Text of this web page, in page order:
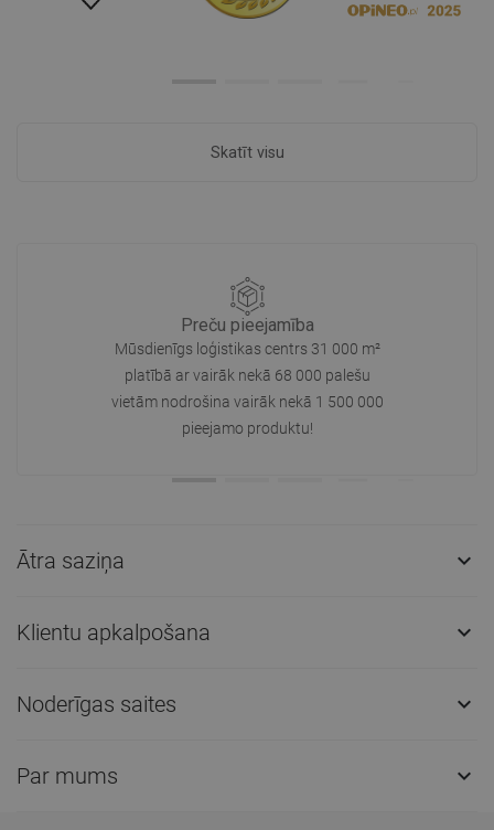
Skatīt visu
Preču pieejamība
Mūsdienīgs loģistikas centrs 31 000 m²
platībā ar vairāk nekā 68 000 palešu
vietām nodrošina vairāk nekā 1 500 000
pieejamo produktu!
Ātra saziņa 
Klientu apkalpošana 
Noderīgas saites 
Par mums 